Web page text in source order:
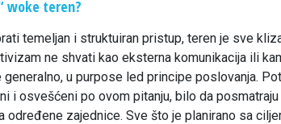
woke teren?
temeljan i struktuiran pristup, teren je sve
ne shvati kao eksterna komunikacija ili
generalno, u purpose led principe poslovanja.
i osvešćeni po ovom pitanju, bilo da
određene zajednice. Sve što je planirano sa